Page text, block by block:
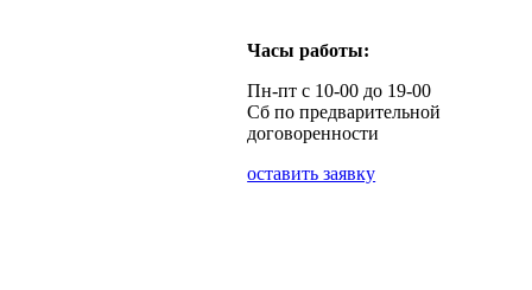
Часы работы:
Пн-пт с 10-00 до 19-00
Сб по предварительной
договоренности
оставить заявку